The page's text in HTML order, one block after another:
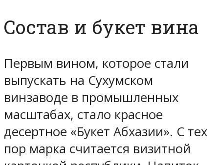
Состав и букет вина
Первым вином, которое стали
выпускать на Сухумском
винзаводе в промышленных
масштабах, стало красное
десертное «Букет Абхазии». С тех
пор марка считается визитной